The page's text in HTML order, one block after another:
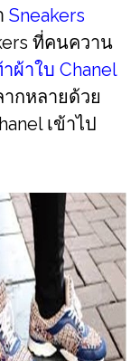
Sneakers
ที่คนควาน
าผ้าใบ Chanel
กหลายด้วย
เข้าไป